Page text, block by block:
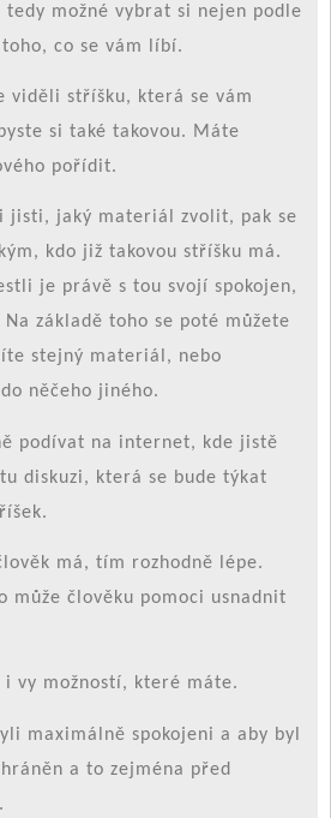
tedy možné vybrat si nejen podle
co se vám líbí.
viděli stříšku, která se vám
si také takovou. Máte
pořídit.
jisti, jaký materiál zvolit, pak se
kdo již takovou stříšku má.
je právě s tou svojí spokojen,
základě toho se poté můžete
stejný materiál, nebo
něčeho jiného.
podívat na internet, kde jistě
diskuzi, která se bude týkat
má, tím rozhodně lépe.
může člověku pomoci usnadnit
vy možností, které máte.
maximálně spokojeni a aby byl
a to zejména před